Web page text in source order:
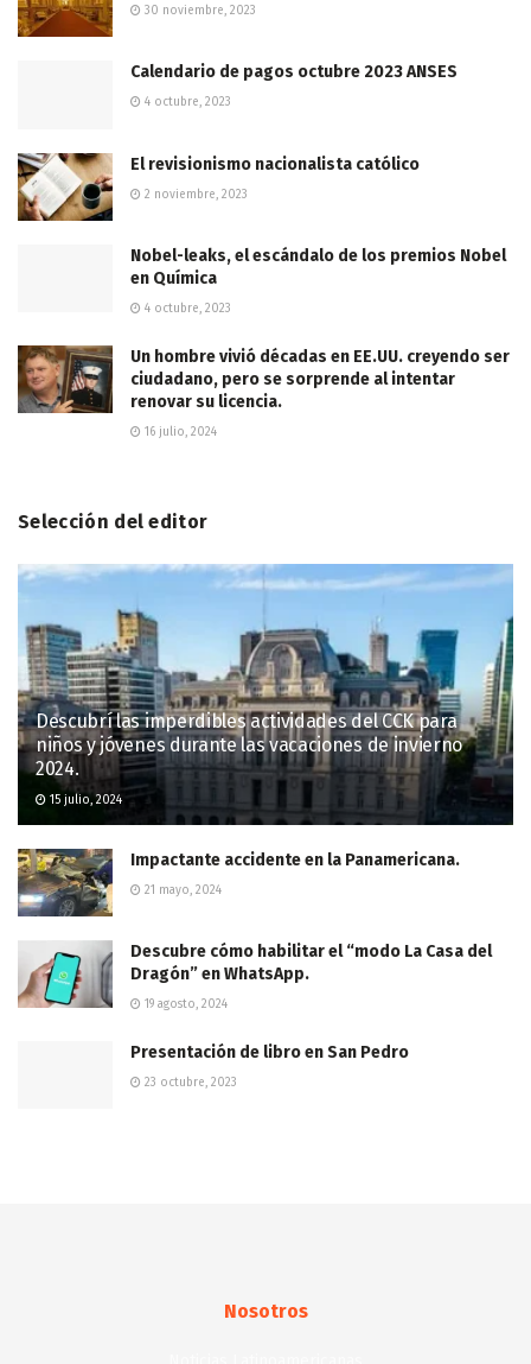
30 noviembre, 2023
Calendario de pagos octubre 2023 ANSES
4 octubre, 2023
El revisionismo nacionalista católico
2 noviembre, 2023
Nobel-leaks, el escándalo de los premios Nobel
en Química
4 octubre, 2023
Un hombre vivió décadas en EE.UU. creyendo ser
ciudadano, pero se sorprende al intentar
renovar su licencia.
16 julio, 2024
Selección del editor
Descubrí las imperdibles actividades del CCK para
niños y jóvenes durante las vacaciones de invierno
2024.
15 julio, 2024
Impactante accidente en la Panamericana.
21 mayo, 2024
Descubre cómo habilitar el “modo La Casa del
Dragón” en WhatsApp.
19 agosto, 2024
Presentación de libro en San Pedro
23 octubre, 2023
Nosotros